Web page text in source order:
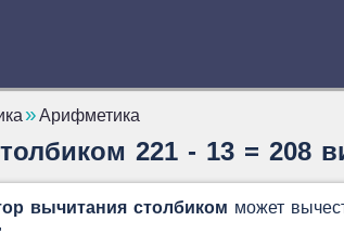
Арифметика
221 - 13 = 208
вычитания столбиком может